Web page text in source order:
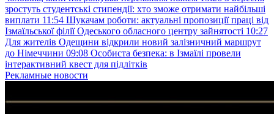
зростуть студентські стипендії: хто зможе отримати найбільші
виплати 11:54 Шукачам роботи: актуальні пропозиції праці від
Ізмаїльської філії Одеського обласного центру зайнятості 10:27
Для жителів Одещини відкрили новий залізничний маршрут
до Німеччини 09:08 Особиста безпека: в Ізмаїлі провели
інтерактивний квест для підлітків
Рекламные новости